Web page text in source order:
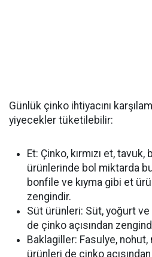
Günlük çinko ihtiyacını
yiyecekler tüketilebilir:
Et: Çinko, kırmızı et,
ürünlerinde bol miktarda
bonfile ve kıyma gibi et
zengindir.
Süt ürünleri: Süt, yoğurt
de çinko açısından
Baklagiller: Fasulye,
ürünleri de çinko